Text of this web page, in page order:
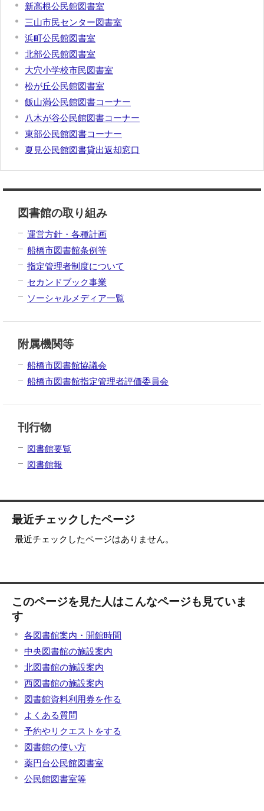
新高根公民館図書室
三山市民センター図書室
浜町公民館図書室
北部公民館図書室
大穴小学校市民図書室
松が丘公民館図書室
飯山満公民館図書コーナー
八木が谷公民館図書コーナー
東部公民館図書コーナー
夏見公民館図書貸出返却窓口
図書館の取り組み
運営方針・各種計画
船橋市図書館条例等
指定管理者制度について
セカンドブック事業
ソーシャルメディア一覧
附属機関等
船橋市図書館協議会
船橋市図書館指定管理者評価委員会
刊行物
図書館要覧
図書館報
最近チェックしたページ
最近チェックしたページはありません。
このページを見た人はこんなページも見ていま
す
各図書館案内・開館時間
中央図書館の施設案内
北図書館の施設案内
西図書館の施設案内
図書館資料利用券を作る
よくある質問
予約やリクエストをする
図書館の使い方
薬円台公民館図書室
公民館図書室等